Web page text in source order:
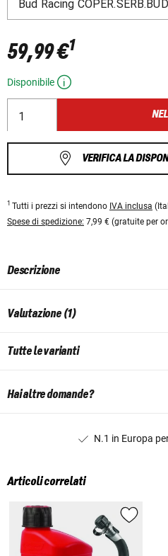
59,99 €1
Disponibile
VERIFICA LA
1 Tutti i prezzi si intendono IVA inclusa
Spese di spedizione: 7,99 € (gratuite per
Descrizione
Valutazione (1)
Tutte le varianti
Hai altre domande?
N.1 in Europa
Articoli correlati